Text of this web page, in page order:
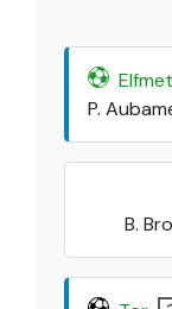
P.
B.